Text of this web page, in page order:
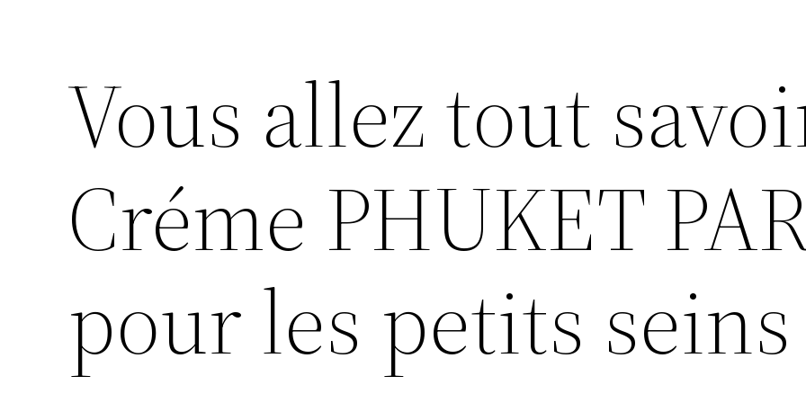
Vous allez tout
Créme PHUKET
pour les petits seins